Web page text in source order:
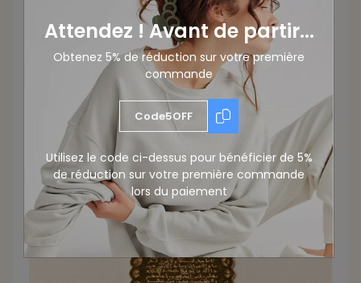
Attendez ! Avant de partir...
Obtenez 5% de réduction sur votre première
commande
Code5OFF
Utilisez le code ci-dessus pour bénéficier de 5%
de réduction sur votre première commande
lors du paiement